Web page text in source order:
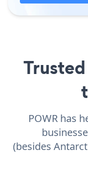
POWR has
(besides